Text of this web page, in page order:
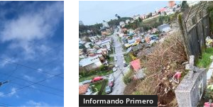
Informando Primero